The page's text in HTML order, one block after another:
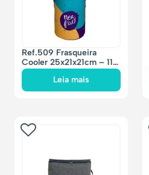
Ref.509 Frasqueira
Cooler 25x21x21cm – 11
litros
Leia mais